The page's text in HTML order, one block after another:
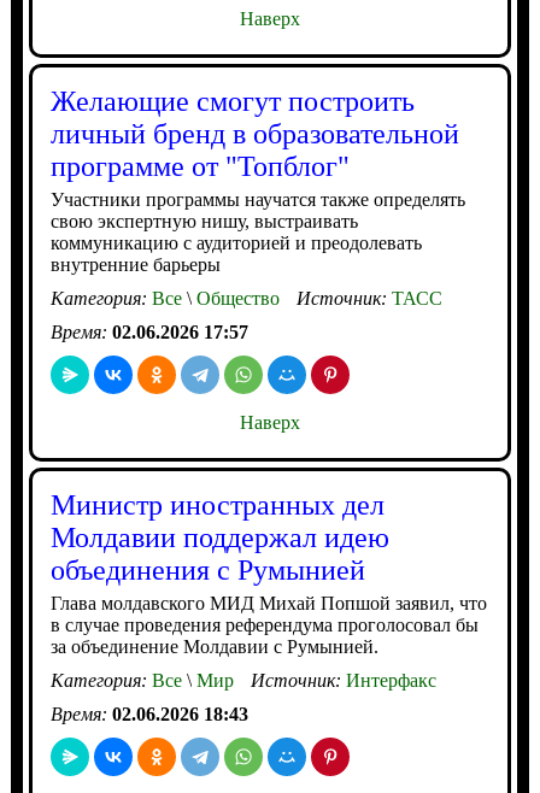
Наверх
Желающие смогут построить
личный бренд в образовательной
программе от "Топблог"
Участники программы научатся также определять
свою экспертную нишу, выстраивать
коммуникацию с аудиторией и преодолевать
внутренние барьеры
Категория: Все\Общество Источник: ТАСС
Время: 02.06.2026 17:57
Наверх
Министр иностранных дел
Молдавии поддержал идею
объединения с Румынией
Глава молдавского МИД Михай Попшой заявил, что
в случае проведения референдума проголосовал бы
за объединение Молдавии с Румынией.
Категория: Все\Мир Источник: Интерфакс
Время: 02.06.2026 18:43